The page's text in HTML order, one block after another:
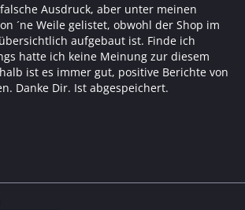
Ausdruck, aber unter meinen
´ne Weile gelistet, obwohl der Shop im
aufgebaut ist. Finde ich
hatte ich keine Meinung zur diesem
ist es immer gut, positive Berichte von
Danke Dir. Ist abgespeichert.